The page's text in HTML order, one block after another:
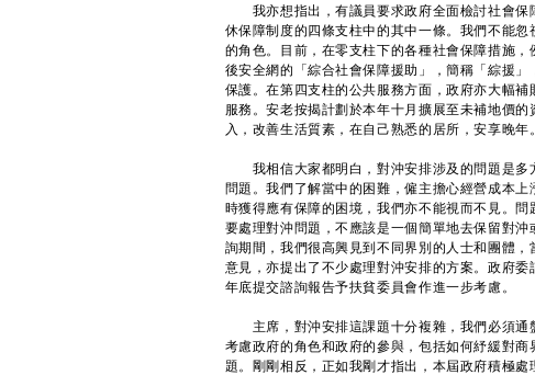
我亦想指出，有議員要求政府全面檢討社會保
休保障制度的四條支柱中的其中一條。我們不能
的角色。目前，在零支柱下的各種社會保障措施
後安全網的「綜合社會保障援助」，簡稱「綜援
保護。在第四支柱的公共服務方面，政府亦大幅
服務。安老按揭計劃於本年十月擴展至未補地價
入，改善生活質素，在自己熟悉的居所，安享晚年。
我相信大家都明白，對沖安排涉及的問題是多
問題。我們了解當中的困難，僱主擔心經營成本
時獲得應有保障的困境，我們亦不能視而不見。
要處理對沖問題，不應該是一個簡單地去保留對
詢期間，我們很高興見到不同界別的人士和團體
意見，亦提出了不少處理對沖安排的方案。政府
年底提交諮詢報告予扶貧委員會作進一步考慮。
主席，對沖安排這課題十分複雜，我們必須通
考慮政府的角色和政府的參與，包括如何紓緩對
題。剛剛相反，正如我剛才指出，本屆政府積極